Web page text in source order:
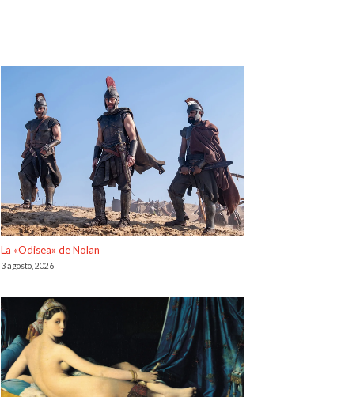
La «Odisea» de Nolan
3 agosto, 2026